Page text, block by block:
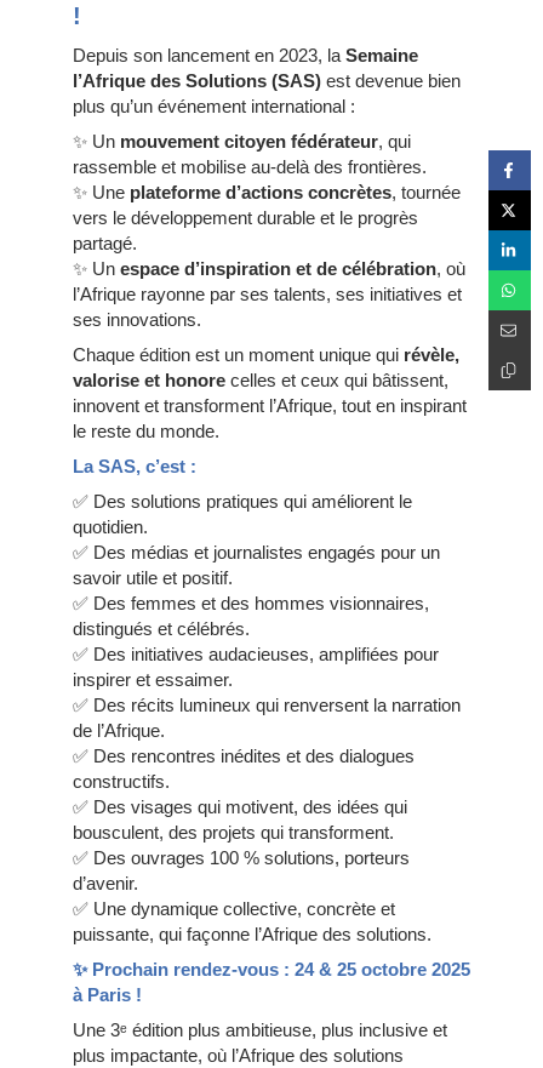
!
Depuis son lancement en 2023, la Semaine
l’Afrique des Solutions (SAS) est devenue bien
plus qu’un événement international :
✨ Un mouvement citoyen fédérateur, qui
rassemble et mobilise au-delà des frontières.
✨ Une plateforme d’actions concrètes, tournée
vers le développement durable et le progrès
partagé.
✨ Un espace d’inspiration et de célébration, où
l’Afrique rayonne par ses talents, ses initiatives et
ses innovations.
Chaque édition est un moment unique qui révèle,
valorise et honore celles et ceux qui bâtissent,
innovent et transforment l’Afrique, tout en inspirant
le reste du monde.
La SAS, c’est :
✅ Des solutions pratiques qui améliorent le
quotidien.
✅ Des médias et journalistes engagés pour un
savoir utile et positif.
✅ Des femmes et des hommes visionnaires,
distingués et célébrés.
✅ Des initiatives audacieuses, amplifiées pour
inspirer et essaimer.
✅ Des récits lumineux qui renversent la narration
de l’Afrique.
✅ Des rencontres inédites et des dialogues
constructifs.
✅ Des visages qui motivent, des idées qui
bousculent, des projets qui transforment.
✅ Des ouvrages 100 % solutions, porteurs
d’avenir.
✅ Une dynamique collective, concrète et
puissante, qui façonne l’Afrique des solutions.
✨ Prochain rendez-vous : 24 & 25 octobre 2025
à Paris !
Une 3ᵉ édition plus ambitieuse, plus inclusive et
plus impactante, où l’Afrique des solutions